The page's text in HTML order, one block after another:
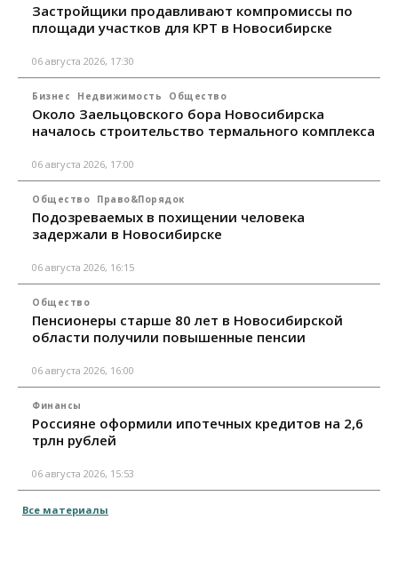
Застройщики продавливают компромиссы по
площади участков для КРТ в Новосибирске
06 августа 2026, 17:30
Бизнес Недвижимость Общество
Около Заельцовского бора Новосибирска
началось строительство термального комплекса
06 августа 2026, 17:00
Общество Право&Порядок
Подозреваемых в похищении человека
задержали в Новосибирске
06 августа 2026, 16:15
Общество
Пенсионеры старше 80 лет в Новосибирской
области получили повышенные пенсии
06 августа 2026, 16:00
Финансы
Россияне оформили ипотечных кредитов на 2,6
трлн рублей
06 августа 2026, 15:53
Все материалы